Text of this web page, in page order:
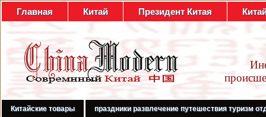
Главная Китай Президент Китая
Китайские товары праздники развлечение путешествия туризм